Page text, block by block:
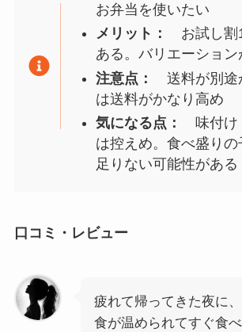
お弁当を使いたい
メリット：
お試し割
ある。バリエーション
注意点：
送料が別途
は送料がかなり高め
気になる点：
味付け
は控えめ。食べ盛り
足りない可能性がある
口コミ・レビュー
疲れて帰ってきた夜に
食が温められてすぐ食べ